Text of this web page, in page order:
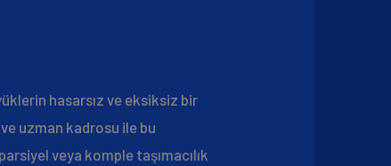
hasarsız ve eksiksiz bir
uzman kadrosu ile bu
veya komple taşımacılık